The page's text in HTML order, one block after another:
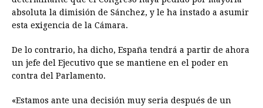
absoluta la dimisión de Sánchez, y le ha instado a asumir
esta exigencia de la Cámara.
De lo contrario, ha dicho, España tendrá a partir de ahora
un jefe del Ejecutivo que se mantiene en el poder en
contra del Parlamento.
«Estamos ante una decisión muy seria después de un